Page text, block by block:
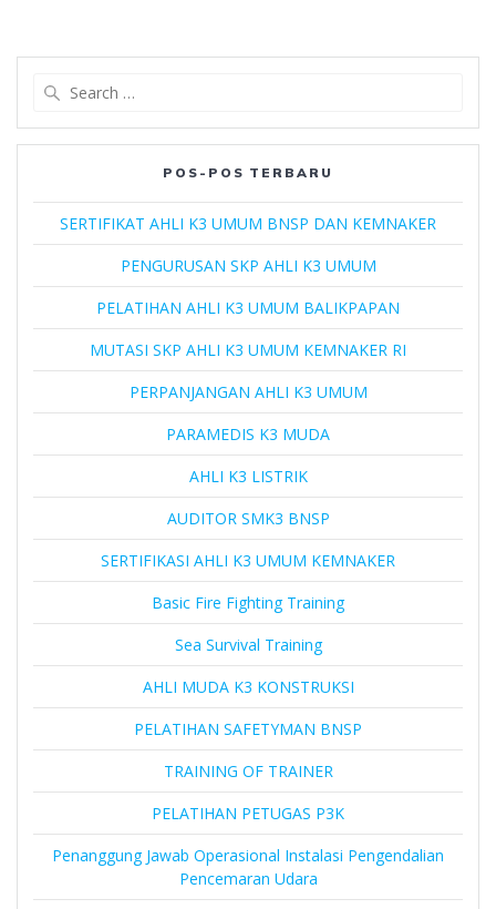
POS-POS TERBARU
SERTIFIKAT AHLI K3 UMUM BNSP DAN KEMNAKER
PENGURUSAN SKP AHLI K3 UMUM
PELATIHAN AHLI K3 UMUM BALIKPAPAN
MUTASI SKP AHLI K3 UMUM KEMNAKER RI
PERPANJANGAN AHLI K3 UMUM
PARAMEDIS K3 MUDA
AHLI K3 LISTRIK
AUDITOR SMK3 BNSP
SERTIFIKASI AHLI K3 UMUM KEMNAKER
Basic Fire Fighting Training
Sea Survival Training
AHLI MUDA K3 KONSTRUKSI
PELATIHAN SAFETYMAN BNSP
TRAINING OF TRAINER
PELATIHAN PETUGAS P3K
Penanggung Jawab Operasional Instalasi Pengendalian
Pencemaran Udara